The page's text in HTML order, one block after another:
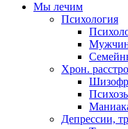
Мы лечим
Психология
Хрон.
Депрессии,